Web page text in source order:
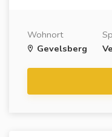
Wohnort
Gevelsberg